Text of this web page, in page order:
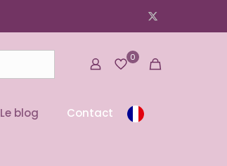
0
Le blog Contact